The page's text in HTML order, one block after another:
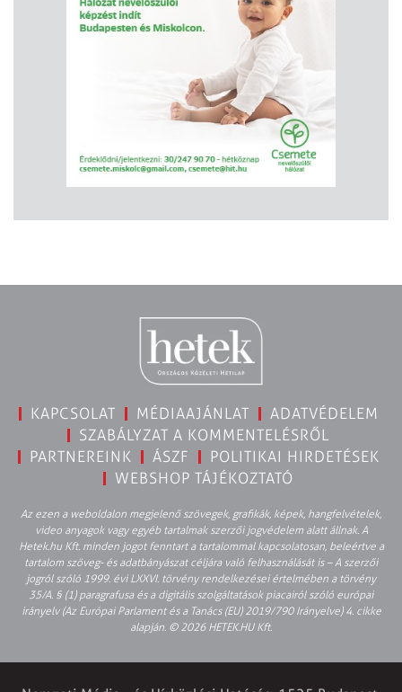
KAPCSOLAT MÉDIAAJÁNLAT
ADATVÉDELEM
SZABÁLYZAT A KOMMENTELÉSRŐL
PARTNEREINK
ÁSZF
POLITIKAI HIRDETÉSEK
WEBSHOP TÁJÉKOZTATÓ
Az ezen a weboldalon megjelenő szövegek, grafikák, képek, hangfelvételek,
video anyagok vagy egyéb tartalmak szerzői jogvédelem alatt állnak. A
Hetek.hu Kft. minden jogot fenntart a tartalommal kapcsolatosan, beleértve a
tartalom szöveg- és adatbányászat céljára való felhasználását is – A szerzői
jogról szóló 1999. évi LXXVI. törvény rendelkezései értelmében a törvény
35/A. § (1) paragrafusa és a digitális szolgáltatások piacairól szóló európai
irányelv (Az Európai Parlament és a Tanács (EU) 2019/790 Irányelve) 4. cikke
alapján. © 2026 HETEK.HU Kft.